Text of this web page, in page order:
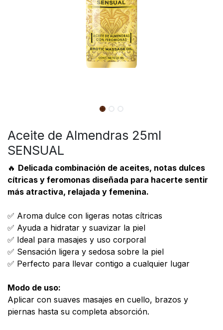
Aceite de Almendras 25ml
SENSUAL
🔥 Delicada combinación de aceites, notas dulces
cítricas y feromonas diseñada para hacerte sentir
más atractiva, relajada y femenina.
✅ Aroma dulce con ligeras notas cítricas
✅ Ayuda a hidratar y suavizar la piel
✅ Ideal para masajes y uso corporal
✅ Sensación ligera y sedosa sobre la piel
✅ Perfecto para llevar contigo a cualquier lugar
Modo de uso:
Aplicar con suaves masajes en cuello, brazos y
piernas hasta su completa absorción.